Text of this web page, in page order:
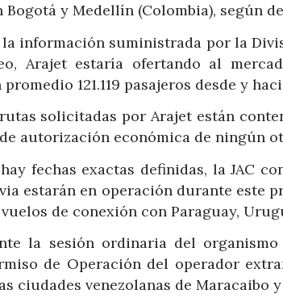
Bogotá y Medellín (Colombia), según
información suministrada por la
Arajet estaría ofertando al
121.119 pasajeros desde y
solicitadas por Arajet están
autorización económica de ningún
fechas exactas definidas, la JAC
estarán en operación durante este
de conexión con Paraguay,
la sesión ordinaria del
de Operación del operador
ciudades venezolanas de Maracaibo